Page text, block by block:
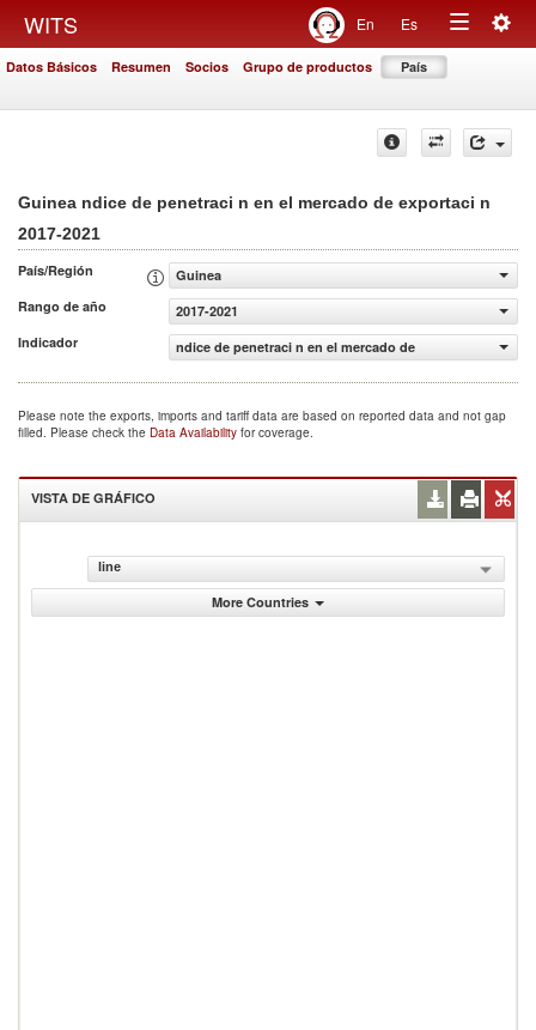
WITS En Es
Toggle
Datos Básicos Resumen Socios Grupo de productos País
Guinea ndice de penetraci n en el mercado de exportaci n
2017-2021
País/Región
Guinea
Rango de año
2017-2021
Indicador
ndice de penetraci n en el mercado de exportaci n
Please note the exports, imports and tariff data are based on reported data and not gap
filled. Please check the Data Availability for coverage.
VISTA DE GRÁFICO
line
More Countries